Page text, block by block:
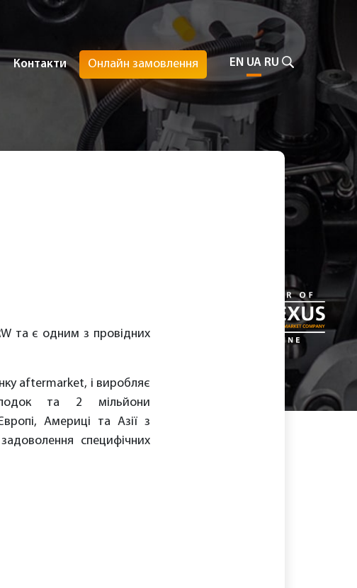
Контакти Онлайн замовлення EN UA RU
та є одним з провідних
aftermarket, і виробляє
та 2 мільйони
Америці та Азії з
специфічних